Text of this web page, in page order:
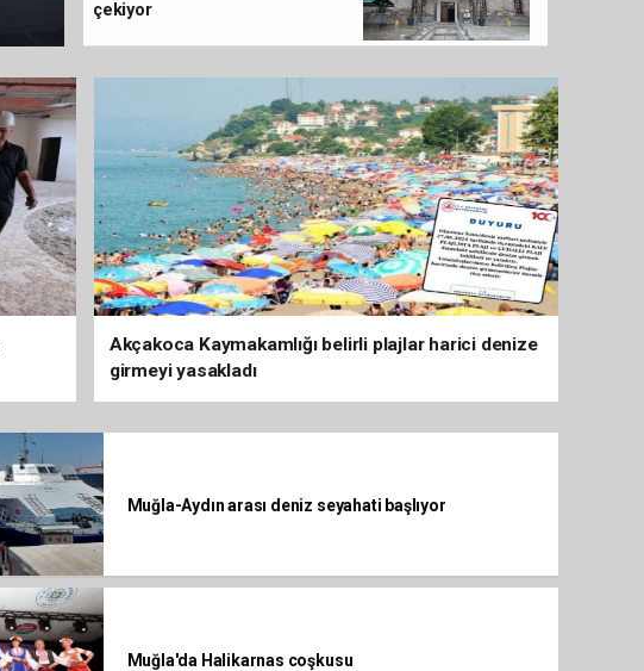
çekiyor
Akçakoca Kaymakamlığı belirli plajlar harici denize
girmeyi yasakladı
Muğla-Aydın arası deniz seyahati başlıyor
Muğla'da Halikarnas coşkusu